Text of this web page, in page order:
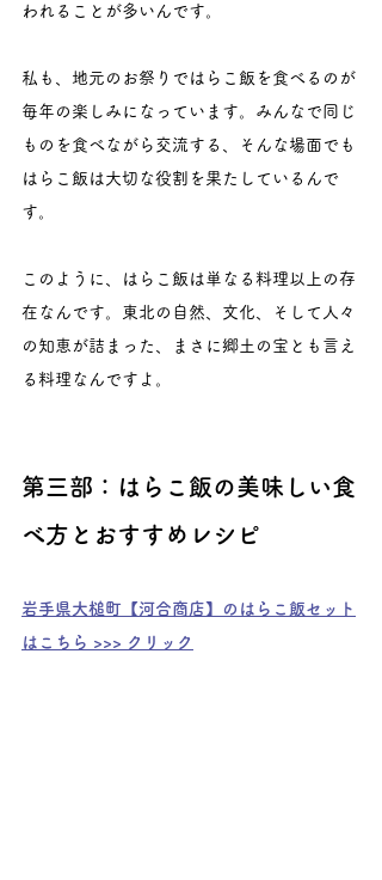
われることが多いんです。
私も、地元のお祭りではらこ飯を食べるのが
毎年の楽しみになっています。みんなで同じ
ものを食べながら交流する、そんな場面でも
はらこ飯は大切な役割を果たしているんで
す。
このように、はらこ飯は単なる料理以上の存
在なんです。東北の自然、文化、そして人々
の知恵が詰まった、まさに郷土の宝とも言え
る料理なんですよ。
第三部：はらこ飯の美味しい食
べ方とおすすめレシピ
岩手県大槌町【河合商店】のはらこ飯セット
はこちら >>> クリック